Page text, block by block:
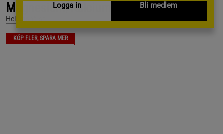
Logga in
Bli medlem
Magnesium/KalciumOptimal 100 kapslar
Helhetshälsa
KÖP FLER, SPARA MER